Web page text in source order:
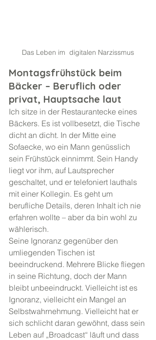
Das Leben im  digitalen Narzissmus
Montagsfrühstück beim
Bäcker – Beruflich oder
privat, Hauptsache laut
Ich sitze in der Restaurantecke eines
Bäckers. Es ist vollbesetzt, die Tische
dicht an dicht. In der Mitte eine
Sofaecke, wo ein Mann genüsslich
sein Frühstück einnimmt. Sein Handy
liegt vor ihm, auf Lautsprecher
geschaltet, und er telefoniert lauthals
mit einer Kollegin. Es geht um
berufliche Details, deren Inhalt ich nie
erfahren wollte – aber da bin wohl zu
wählerisch.
Seine Ignoranz gegenüber den
umliegenden Tischen ist
beeindruckend. Mehrere Blicke fliegen
in seine Richtung, doch der Mann
bleibt unbeeindruckt. Vielleicht ist es
Ignoranz, vielleicht ein Mangel an
Selbstwahrnehmung. Vielleicht hat er
sich schlicht daran gewöhnt, dass sein
Leben auf „Broadcast“ läuft und dass